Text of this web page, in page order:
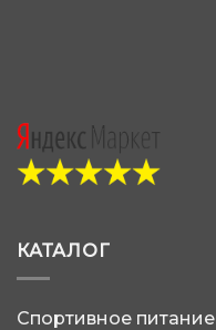
КАТАЛОГ
Спортивное питание